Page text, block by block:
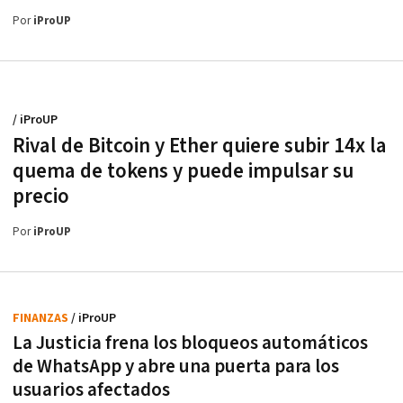
PoriProUP
Rival de Bitcoin y Ether quiere subir 14x la
quema de tokens y puede impulsar su
precio
/ iProUP
PoriProUP
La Justicia frena los bloqueos automáticos
de WhatsApp y abre una puerta para los
usuarios afectados
FINANZAS / iProUP